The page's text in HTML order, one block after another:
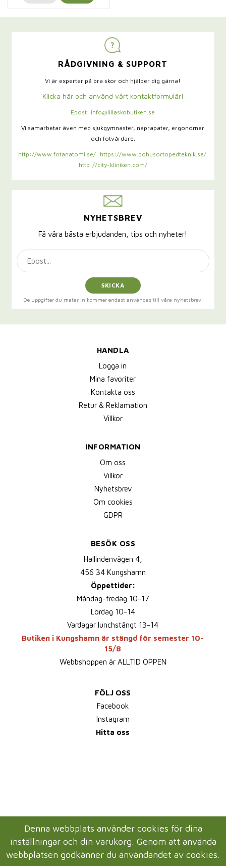
RÅDGIVNING & SUPPORT
Vi är experter på bra skor och hjälper dig gärna!
Klicka här och använd vårt kontaktformulär!
Epost: info@lillaskobutiken.se
Vi samarbetar även med sjukgymnaster, naprapater, ergonomer
och fotvårdare.
http://www.fotanatomi.se/
https://www.bohusortopedteknik.se/
http://city-kliniken.com/
NYHETSBREV
Få våra bästa erbjudanden, tips och nyheter!
SKICKA
De uppgifter du matar in kommer endast användas till våra nyhetsbrev.
HANDLA
Logga in
Mina favoriter
Kontakta oss
Retur & Reklamation
Villkor
INFORMATION
Om oss
Villkor
Nyhetsbrev
Om cookies
GDPR
BESÖK OSS
Hallindenvägen 4,
456 34 Kungshamn
Öppettider:
Måndag-fredag 10-17
Lördag 10-14
Vardagar lunchstängt 13-14
Butiken i Kungshamn är stängd för semester 10-
15/8
Webbshoppen är ALLTID ÖPPEN
FÖLJ OSS
Facebook
Instagram
Hitta oss
Denna webbplats använder cookies för dina
inställningar och din varukorg. Genom att använda
webbplatsen godkänner du användandet av cookies.